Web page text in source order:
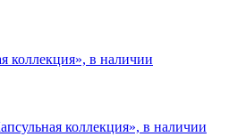
коллекция», в наличии
коллекция», в наличии